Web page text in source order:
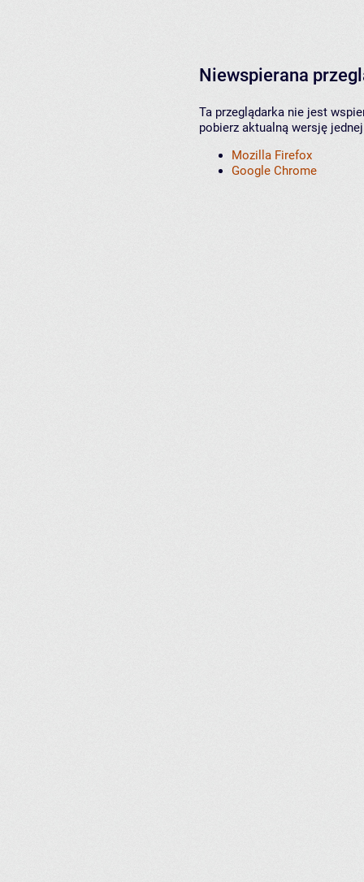
Niewspierana
Ta przeglądarka nie jest
pobierz aktualną wersję
Mozilla Firefox
Google Chrome